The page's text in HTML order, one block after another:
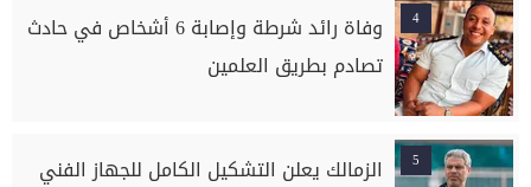
4
وفاة رائد شرطة وإصابة 6 أشخاص في حادث
تصادم بطريق العلمين
5
الزمالك يعلن التشكيل الكامل للجهاز الفني